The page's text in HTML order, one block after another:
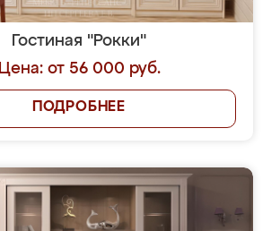
Гостиная "Рокки"
Цена: от 56 000 руб.
ПОДРОБНЕЕ